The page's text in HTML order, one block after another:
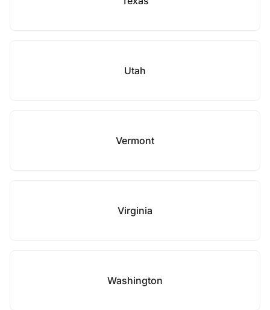
Utah
Vermont
Virginia
Washington